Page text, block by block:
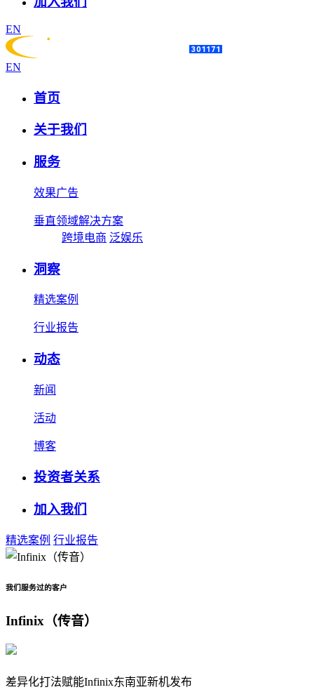
EN
EN
首页
关于我们
服务
效果广告
垂直领域解决方案
跨境电商 泛娱乐
洞察
精选案例
行业报告
动态
新闻
活动
博客
投资者关系
加入我们
精选案例 行业报告
我们服务过的客户
Infinix（传音）
差异化打法赋能Infinix东南亚新机发布